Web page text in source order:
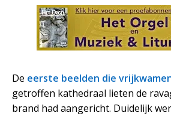
De eerste beelden die
getroffen kathedraal lieten de
brand had aangericht. Duidelijk